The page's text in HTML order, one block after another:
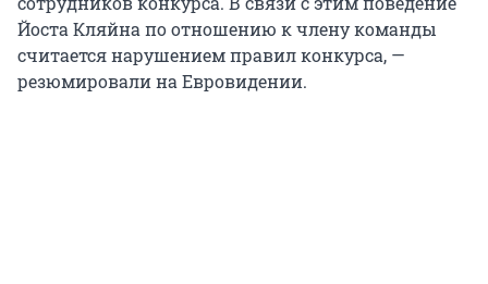
Йоста Кляйна по отношению к члену команды
считается нарушением правил конкурса, —
резюмировали на Евровидении.